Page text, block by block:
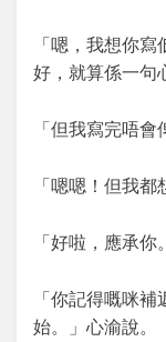
「嗯，我想你
好，就算係一句
「但我寫完唔會
「嗯嗯！但我都
「好啦，應承
「你記得嘅咪
始。」心渝說。